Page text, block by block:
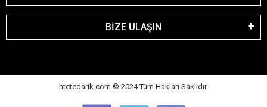
BİZE ULAŞIN
htctedarik.com © 2024 Tüm Hakları Saklıdır.